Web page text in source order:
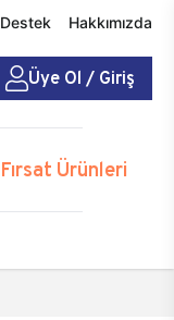
Destek Hakkımızda
Üye Ol / Giriş
Fırsat Ürünleri